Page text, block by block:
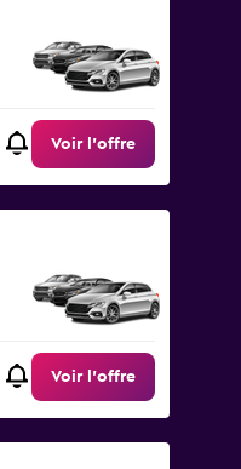
Voir l’offre
Voir l’offre